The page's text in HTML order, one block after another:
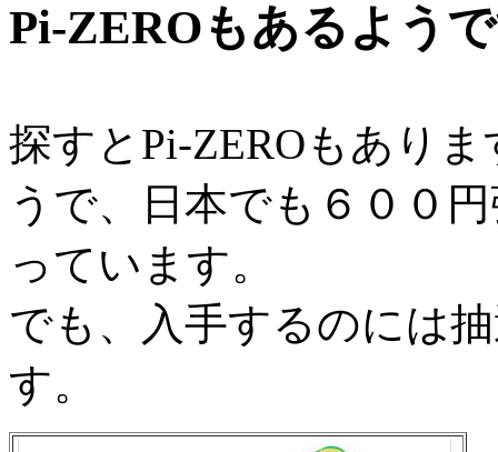
Pi-ZEROもあるよう
探すとPi-ZEROもあり
うで、日本でも６００
っています。
でも、入手するのには
す。